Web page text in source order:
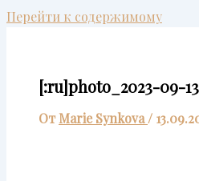
Перейти к содержимому
[:ru]photo_2023-09-
ОтMarie Synkova/